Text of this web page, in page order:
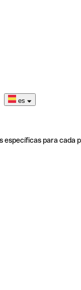
es
específicas para cada